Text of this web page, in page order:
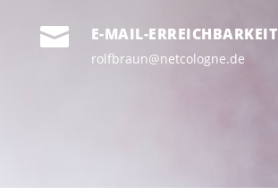
 E-MAIL-ERREICHBARKEIT
rolfbraun@netcologne.de